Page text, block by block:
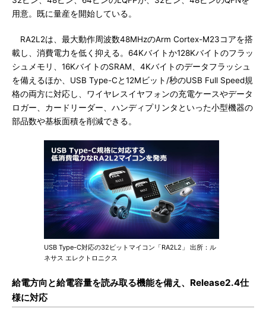
用意。既に量産を開始している。
RA2L2は、最大動作周波数48MHzのArm Cortex-M23コアを搭
載し、消費電力を低く抑える。64Kバイトか128Kバイトのフラッ
シュメモリ、16KバイトのSRAM、4Kバイトのデータフラッシュ
を備えるほか、USB Type-Cと12Mビット/秒のUSB Full Speed規
格の両方に対応し、ワイヤレスイヤフォンの充電ケースやデータ
ロガー、カードリーダー、ハンディプリンタといった小型機器の
部品数や基板面積を削減できる。
USB Type-C対応の32ビットマイコン「RA2L2」 出所：ル
ネサス エレクトロニクス
給電方向と給電容量を読み取る機能を備え、Release2.4仕
様に対応